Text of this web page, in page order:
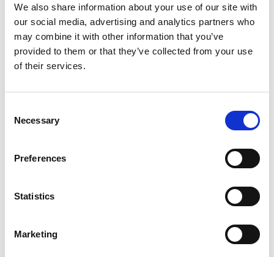
We also share information about your use of our site with
our social media, advertising and analytics partners who
may combine it with other information that you’ve
provided to them or that they’ve collected from your use
of their services.
Selection
Necessary
Preferences
Statistics
Marketing
Voyager à travers un siècle
Les ruines du château de Gräfsnäset son parc sont
un site historique, situé à 20 kilomètres au nord de la
ville. Durant l'été, des marchés, des évènements et
des concerts y sont organisés. Le café est également
familles.